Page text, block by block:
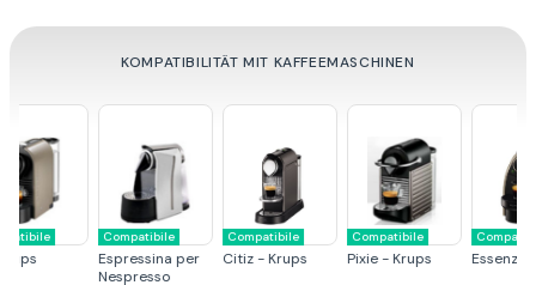
KOMPATIBILITÄT MIT KAFFEEMASCHINEN
Compatibile
Citiz - Krups
Compatibile
Pixie - Krups
Compatibile
Essenza - Krups
Compatibile
U - De Longhi